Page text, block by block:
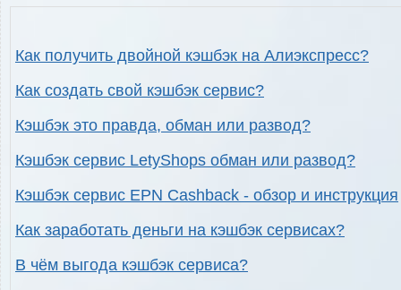
Как получить двойной кэшбэк на Алиэкспресс?
Как создать свой кэшбэк сервис?
Кэшбэк это правда, обман или развод?
Кэшбэк сервис LetyShops обман или развод?
Кэшбэк сервис EPN Cashback - обзор и инструкция
Как заработать деньги на кэшбэк сервисах?
В чём выгода кэшбэк сервиса?